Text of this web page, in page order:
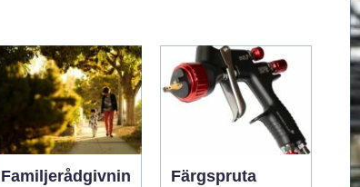
Familjerådgivnin
Färgspruta